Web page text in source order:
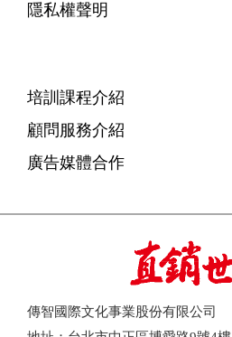
隱私權聲明
培訓課程介紹
顧問服務介紹
廣告媒體合作
傳智國際文化事業股份有限公司